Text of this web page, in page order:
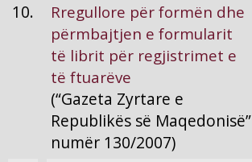
10.
Rregullore për formën dhe
përmbajtjen e formularit
të librit për regjistrimet e
të ftuarëve
(“Gazeta Zyrtare e
Republikës së Maqedonisë”
numër 130/2007)